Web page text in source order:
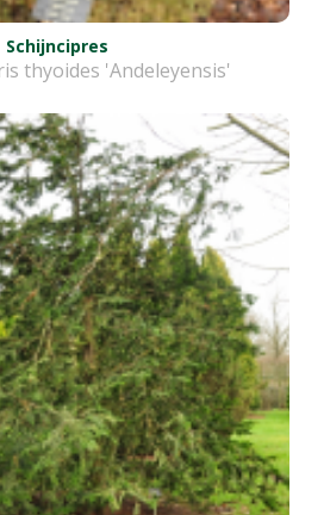
Schijncipres
thyoides 'Andeleyensis'